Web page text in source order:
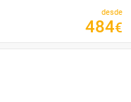
desde
484€